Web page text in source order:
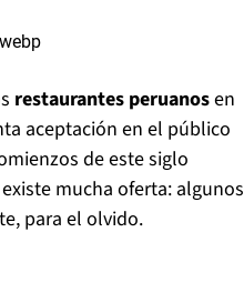
restaurantes peruanosen
aceptación en el público
de este siglo
mucha oferta: algunos
para el olvido.